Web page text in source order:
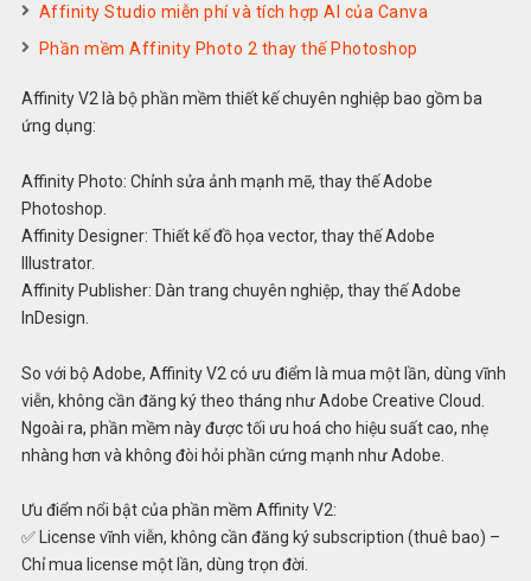
Affinity Studio miễn phí và tích hợp AI của Canva
Phần mềm Affinity Photo 2 thay thế Photoshop
Affinity V2 là bộ phần mềm thiết kế chuyên nghiệp bao gồm ba
ứng dụng:
Affinity Photo: Chỉnh sửa ảnh mạnh mẽ, thay thế Adobe
Photoshop.
Affinity Designer: Thiết kế đồ họa vector, thay thế Adobe
Illustrator.
Affinity Publisher: Dàn trang chuyên nghiệp, thay thế Adobe
InDesign.
So với bộ Adobe, Affinity V2 có ưu điểm là mua một lần, dùng vĩnh
viễn, không cần đăng ký theo tháng như Adobe Creative Cloud.
Ngoài ra, phần mềm này được tối ưu hoá cho hiệu suất cao, nhẹ
nhàng hơn và không đòi hỏi phần cứng mạnh như Adobe.
Ưu điểm nổi bật của phần mềm Affinity V2:
✅ License vĩnh viễn, không cần đăng ký subscription (thuê bao) –
Chỉ mua license một lần, dùng trọn đời.